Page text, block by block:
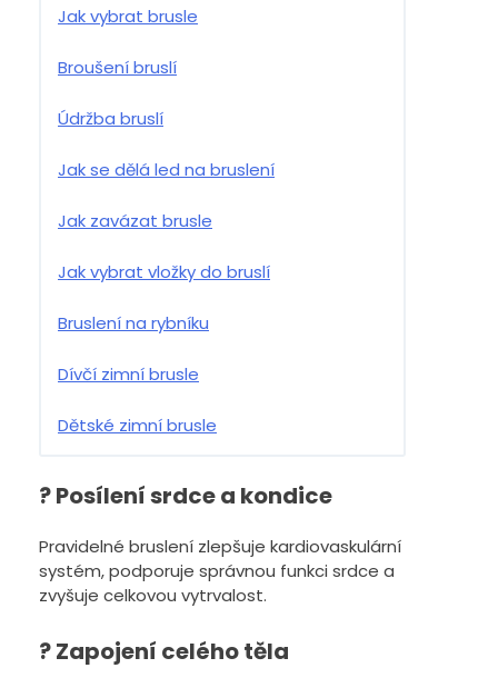
Jak vybrat brusle
Broušení bruslí
Údržba bruslí
Jak se dělá led na bruslení
Jak zavázat brusle
Jak vybrat vložky do bruslí
Bruslení na rybníku
Dívčí zimní brusle
Dětské zimní brusle
? Posílení srdce a kondice
Pravidelné bruslení zlepšuje kardiovaskulární
systém, podporuje správnou funkci srdce a
zvyšuje celkovou vytrvalost.
? Zapojení celého těla